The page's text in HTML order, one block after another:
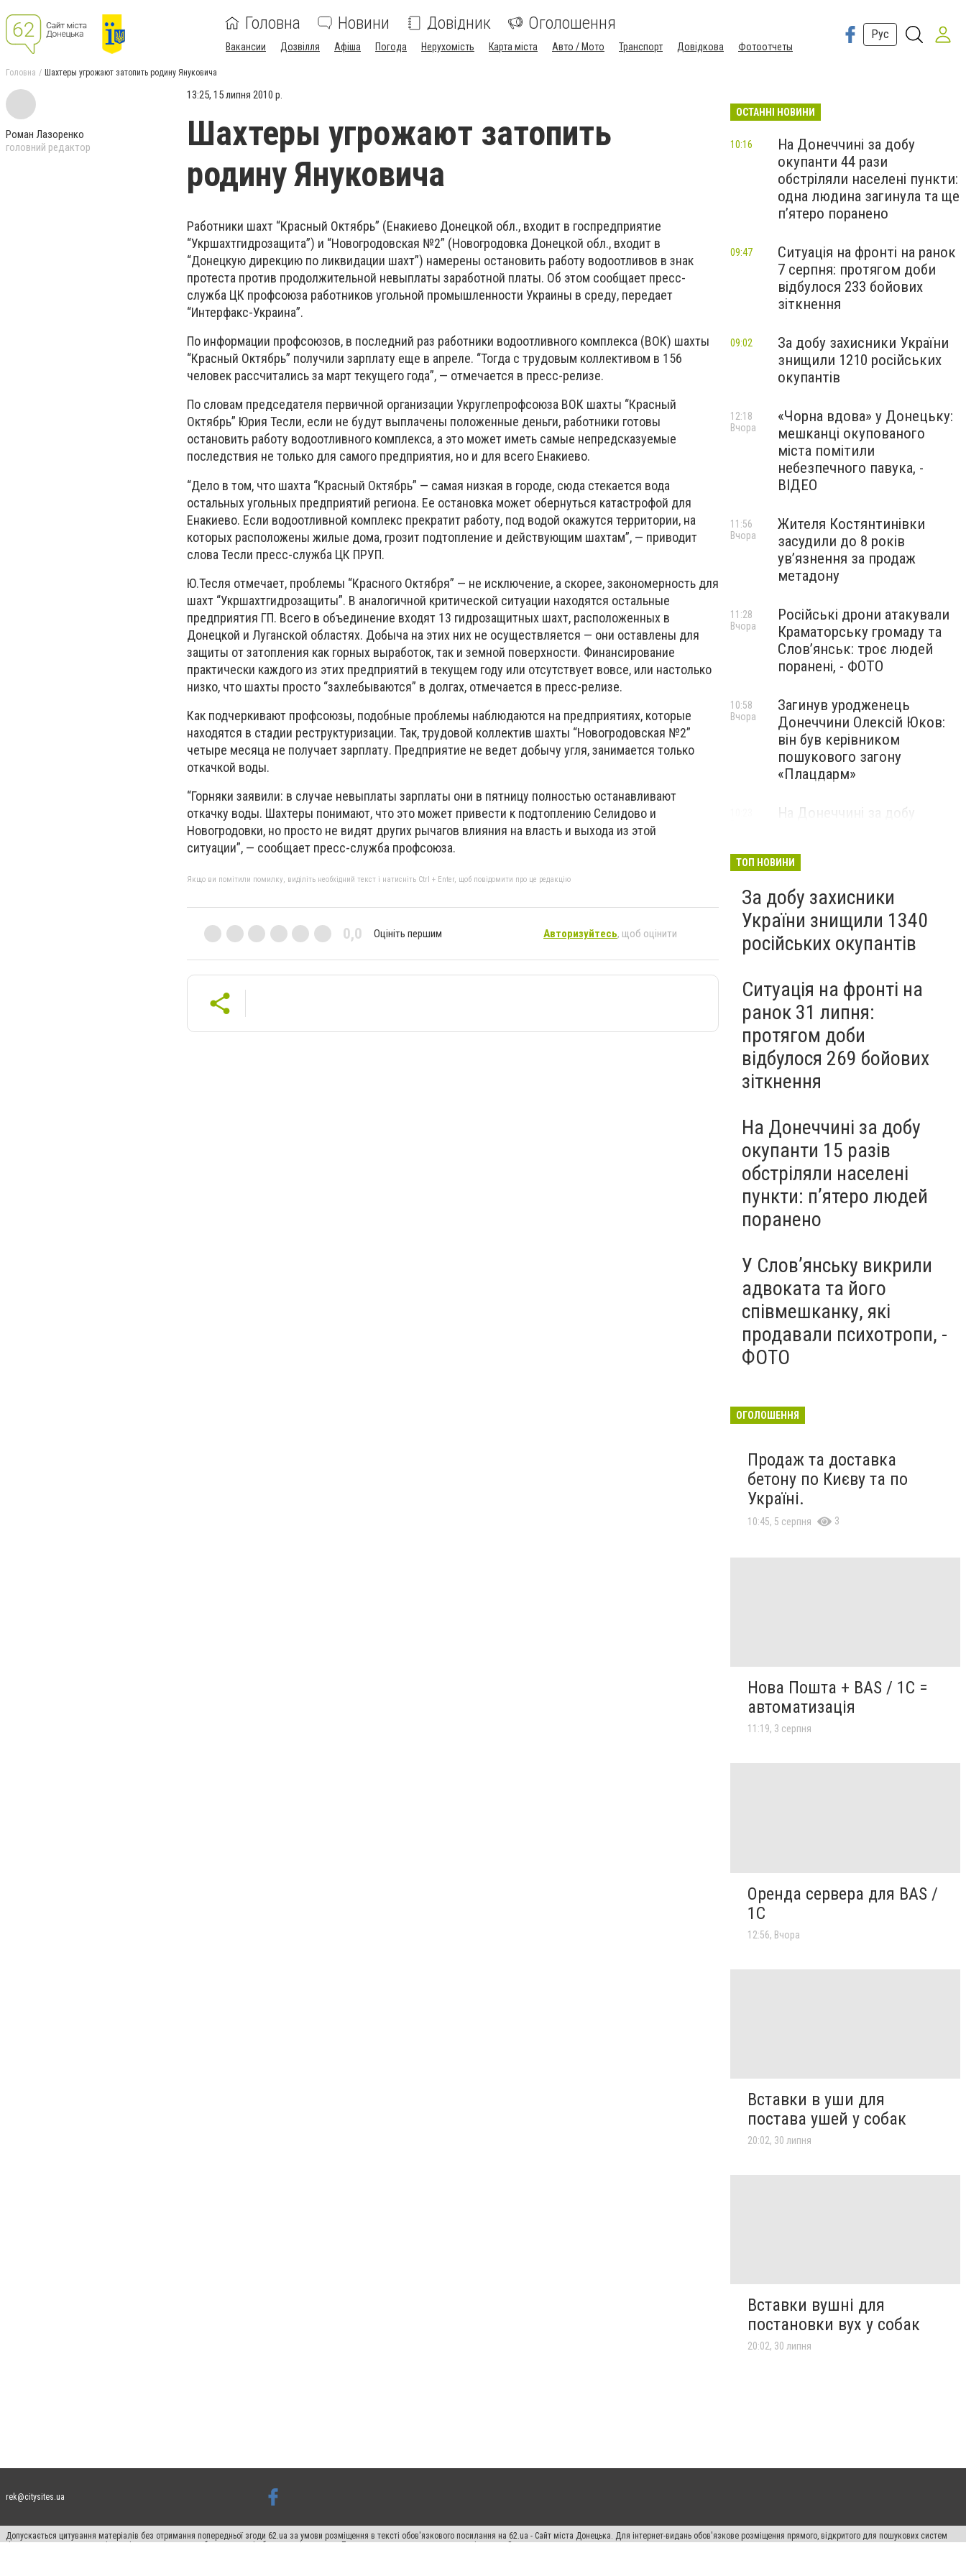
Головна Новини Довідник Оголошення
Вакансии Дозвілля Афіша Погода Нерухомість Карта міста Авто / Мото Транспорт Довідкова Фотоотчеты
Рус
Головна Шахтеры угрожают затопить родину Януковича
Роман Лазоренко
головний редактор
13:25, 15 липня 2010 р.
Шахтеры угрожают затопить
родину Януковича
Работники шахт “Красный Октябрь” (Енакиево Донецкой обл., входит в госпредприятие
“Укршахтгидрозащита”) и “Новогродовская №2” (Новогродовка Донецкой обл., входит в
“Донецкую дирекцию по ликвидации шахт”) намерены остановить работу водоотливов в знак
протеста против продолжительной невыплаты заработной платы. Об этом сообщает пресс-
служба ЦК профсоюза работников угольной промышленности Украины в среду, передает
“Интерфакс-Украина”.
По информации профсоюзов, в последний раз работники водоотливного комплекса (ВОК) шахты
“Красный Октябрь” получили зарплату еще в апреле. “Тогда с трудовым коллективом в 156
человек рассчитались за март текущего года”, — отмечается в пресс-релизе.
По словам председателя первичной организации Укруглепрофсоюза ВОК шахты “Красный
Октябрь” Юрия Тесли, если не будут выплачены положенные деньги, работники готовы
остановить работу водоотливного комплекса, а это может иметь самые непредсказуемые
последствия не только для самого предприятия, но и для всего Енакиево.
“Дело в том, что шахта “Красный Октябрь” — самая низкая в городе, сюда стекается вода
остальных угольных предприятий региона. Ее остановка может обернуться катастрофой для
Енакиево. Если водоотливной комплекс прекратит работу, под водой окажутся территории, на
которых расположены жилые дома, грозит подтопление и действующим шахтам”, — приводит
слова Тесли пресс-служба ЦК ПРУП.
Ю.Тесля отмечает, проблемы “Красного Октября” — не исключение, а скорее, закономерность для
шахт “Укршахтгидрозащиты”. В аналогичной критической ситуации находятся остальные
предприятия ГП. Всего в объединение входят 13 гидрозащитных шахт, расположенных в
Донецкой и Луганской областях. Добыча на этих них не осуществляется — они оставлены для
защиты от затопления как горных выработок, так и земной поверхности. Финансирование
практически каждого из этих предприятий в текущем году или отсутствует вовсе, или настолько
низко, что шахты просто “захлебываются” в долгах, отмечается в пресс-релизе.
Как подчеркивают профсоюзы, подобные проблемы наблюдаются на предприятиях, которые
находятся в стадии реструктуризации. Так, трудовой коллектив шахты “Новогродовская №2”
четыре месяца не получает зарплату. Предприятие не ведет добычу угля, занимается только
откачкой воды.
“Горняки заявили: в случае невыплаты зарплаты они в пятницу полностью останавливают
откачку воды. Шахтеры понимают, что это может привести к подтоплению Селидово и
Новогродовки, но просто не видят других рычагов влияния на власть и выхода из этой
ситуации”, — сообщает пресс-служба профсоюза.
Якщо ви помітили помилку, виділіть необхідний текст і натисніть Ctrl + Enter, щоб повідомити про це редакцію
0,0 Оцініть першим Авторизуйтесь, щоб оцінити
ОСТАННІ НОВИНИ
На Донеччині за добу
окупанти 44 рази
обстріляли населені пункти:
одна людина загинула та ще
пʼятеро поранено
10:16
Ситуація на фронті на ранок
7 серпня: протягом доби
відбулося 233 бойових
зіткнення
09:47
За добу захисники України
знищили 1210 російських
окупантів
09:02
«Чорна вдова» у Донецьку:
мешканці окупованого
міста помітили
небезпечного павука, -
ВІДЕО
12:18
Вчора
Жителя Костянтинівки
засудили до 8 років
ув’язнення за продаж
метадону
11:56
Вчора
Російські дрони атакували
Краматорську громаду та
Слов’янськ: троє людей
поранені, - ФОТО
11:28
Вчора
Загинув уродженець
Донеччини Олексій Юков:
він був керівником
пошукового загону
«Плацдарм»
10:58
Вчора
На Донеччині за добу
одна людина загинула та ще
ТОП НОВИНИ
За добу захисники
України знищили 1340
російських окупантів
Ситуація на фронті на
ранок 31 липня:
протягом доби
відбулося 269 бойових
зіткнення
На Донеччині за добу
окупанти 15 разів
обстріляли населені
пункти: пʼятеро людей
поранено
У Слов’янську викрили
адвоката та його
співмешканку, які
продавали психотропи, -
ФОТО
ОГОЛОШЕННЯ
Продаж та доставка
бетону по Києву та по
Україні.
10:45, 5 серпня 3
Нова Пошта + BAS / 1C =
автоматизація
11:19, 3 серпня
Оренда сервера для BAS /
1C
12:56, Вчора
Вставки в уши для
постава ушей у собак
20:02, 30 липня
Вставки вушні для
постановки вух у собак
20:02, 30 липня
rek@citysites.ua
Допускається цитування матеріалів без отримання попередньої згоди 62.ua за умови розміщення в тексті обов'язкового посилання на 62.ua - Сайт міста Донецька. Для інтернет-видань обов'язкове розміщення прямого, відкритого для пошукових систем
гіперпосилання на цитовані статті не нижче другого абзацу в тексті або в якості джерела. Порушення виняткових прав переслідується Законом.